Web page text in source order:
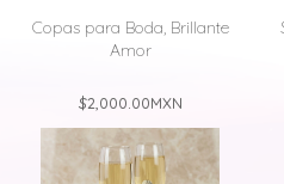
Copas para Boda, Brillante
Amor
$2,000.00MXN